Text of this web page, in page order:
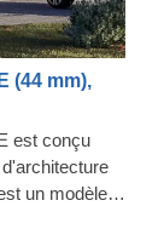
(44 mm),
est conçu
un modèle
rentrer. Il est